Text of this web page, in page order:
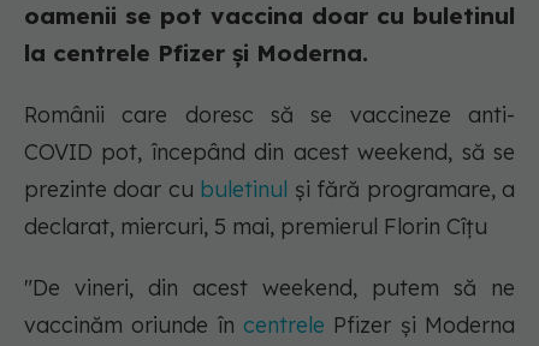
oamenii se pot vaccina doar cu buletinul
la centrele Pfizer și Moderna.
Românii care doresc să se vaccineze anti-
COVID pot, începând din acest weekend, să se
prezinte doar cu buletinul şi fără programare, a
declarat, miercuri, 5 mai, premierul Florin Cîţu
"De vineri, din acest weekend, putem să ne
vaccinăm oriunde în centrele Pfizer şi Moderna